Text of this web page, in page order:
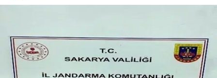
Burdur
Çanakkale
Çankırı